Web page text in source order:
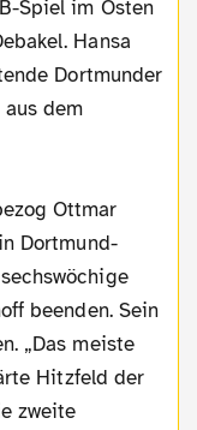
Spiel im Osten
Hansa
Dortmunder
dem
Ottmar
Dortmund-
beenden. Sein
„Das meiste
Hitzfeld der
zweite